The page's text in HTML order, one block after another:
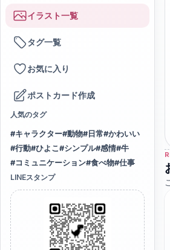
イラスト一覧
タグ一覧
お気に入り
ポストカード作成
人気のタグ
#キャラクター#動物# 日常#かわいい
#行動#ひよこ#シンプル#感情#牛
#コミュニケーション#食べ物#仕事
LINEスタンプ